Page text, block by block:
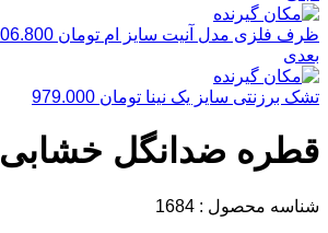
ظرف فلزی مدل آنیت سایز ام تومان
بعدی
تشک برزنتی سایز یک نینا تومان
قطره ضدانگل خشابی vs
شناسه محصول : 1684